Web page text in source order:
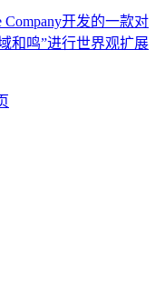
开发的一款对
和鸣”进行世界观扩展